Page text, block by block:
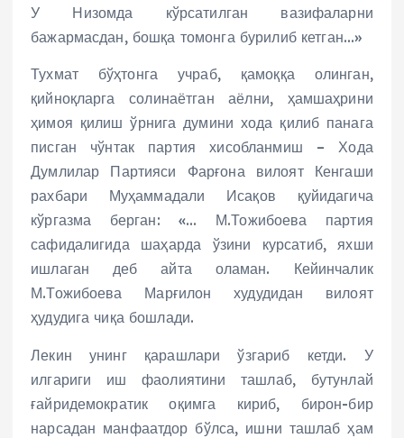
У Низомда кўрсатилган вазифаларни
бажармасдан, бошқа томонга бурилиб кетган…»
Тухмат бўҳтонга учраб, қамоққа олинган,
қийноқларга солинаётган аёлни, ҳамшаҳрини
ҳимоя қилиш ўрнига думини хода қилиб панага
писган чўнтак партия хисобланмиш – Хода
Думлилар Партияси Фарғона вилоят Кенгаши
рахбари Муҳаммадали Исақов қуйидагича
кўргазма берган: «… М.Тожибоева партия
сафидалигида шаҳарда ўзини курсатиб, яхши
ишлаган деб айта оламан. Кейинчалик
М.Тожибоева Марғилон худудидан вилоят
ҳудудига чиқа бошлади.
Лекин унинг қарашлари ўзгариб кетди. У
илгариги иш фаолиятини ташлаб, бутунлай
ғайридемократик оқимга кириб, бирон-бир
нарсадан манфаатдор бўлса, ишни ташлаб ҳам